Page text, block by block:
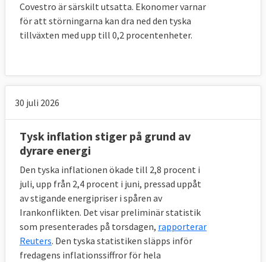
Covestro är särskilt utsatta. Ekonomer varnar
för att störningarna kan dra ned den tyska
tillväxten med upp till 0,2 procentenheter.
30 juli 2026
Tysk inflation stiger på grund av
dyrare energi
Den tyska inflationen ökade till 2,8 procent i
juli, upp från 2,4 procent i juni, pressad uppåt
av stigande energipriser i spåren av
Irankonflikten. Det visar preliminär statistik
som presenterades på torsdagen, rapporterar
Reuters. Den tyska statistiken släpps inför
fredagens inflationssiffror för hela